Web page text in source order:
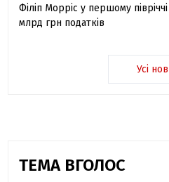
Філіп Морріс у першому
млрд грн податків
Усі
ТЕМА ВГОЛОС